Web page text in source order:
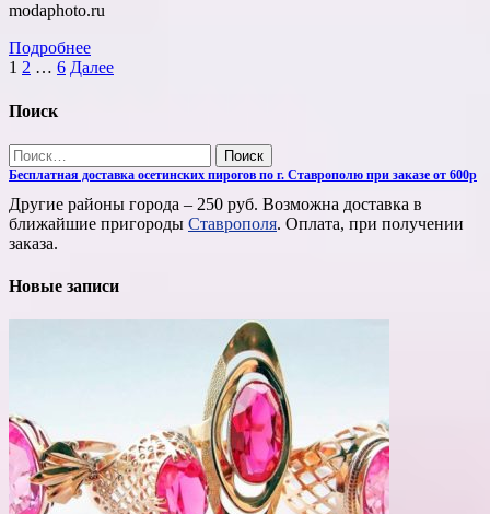
modaphoto.ru
Подробнее
Пагинация
записей
1 2 … 6 Далее
Поиск
Найти:
Бесплатная доставка осетинских пирогов по г. Ставрополю при заказе от 600р
Другие районы города – 250 руб. Возможна доставка в
ближайшие пригороды Ставрополя. Оплата, при получении
заказа.
Новые записи